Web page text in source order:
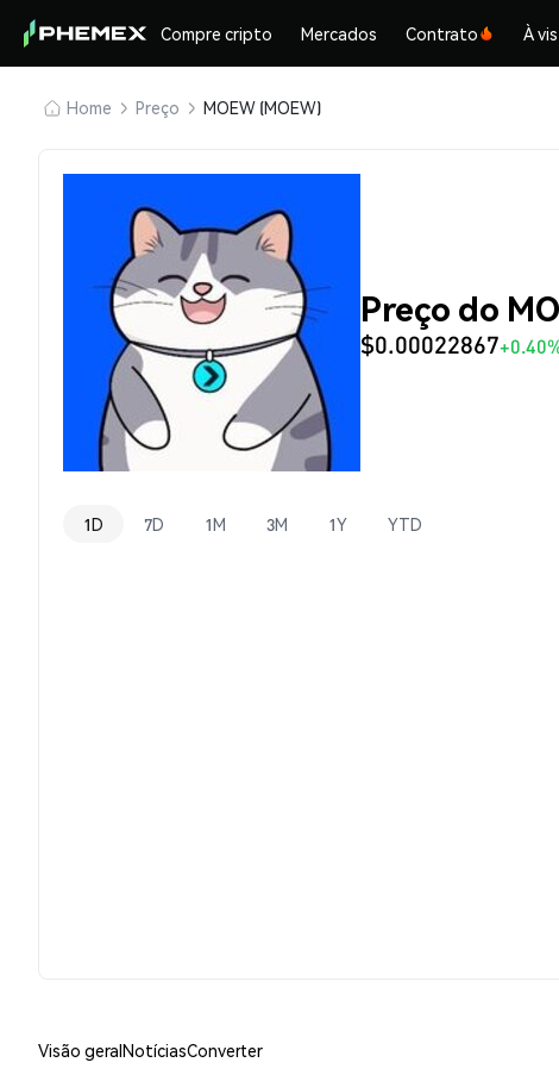
Compre cripto Mercados Contrato À
Home Preço MOEW (MOEW)
Preço do
$0.00022867
1D 7D 1M 3M 1Y YTD
Visão geralNotíciasConverter